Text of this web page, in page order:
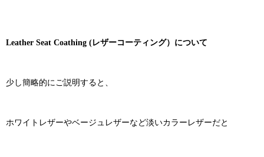
Leather Seat Coathing (レザーコーティング）について
少し簡略的にご説明すると、
ホワイトレザーやベージュレザーなど淡いカラーレザーだと